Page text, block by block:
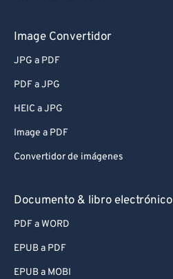
Image Convertidor
JPG a PDF
PDF a JPG
HEIC a JPG
Image a PDF
Convertidor de imágenes
Documento & libro electrónico
PDF a WORD
EPUB a PDF
EPUB a MOBI